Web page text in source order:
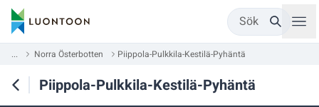
Sök
... Norra Österbotten Piippola-Pulkkila-Kestilä-Pyhäntä
Piippola-Pulkkila-Kestilä-Pyhäntä